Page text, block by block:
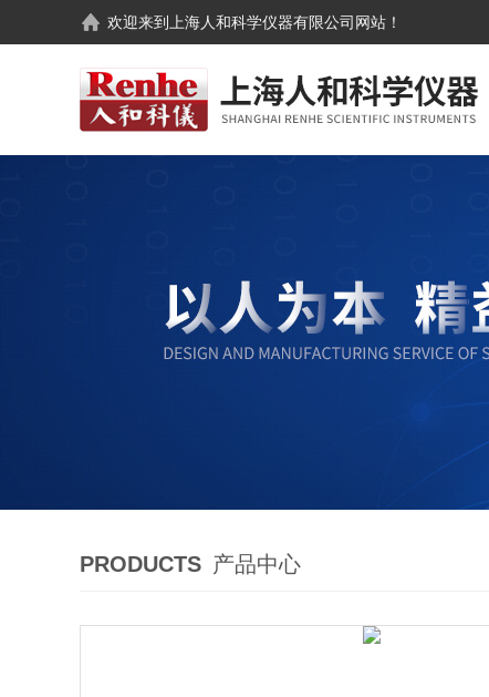
欢迎来到 上海人和科学仪器有限公司 网站！
PRODUCTS 产品中心